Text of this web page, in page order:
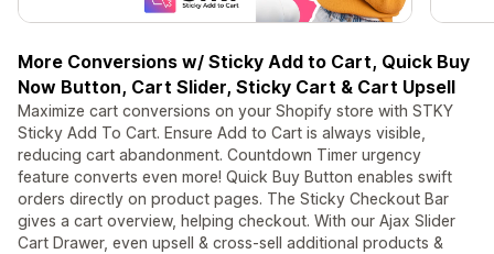
More Conversions w/ Sticky Add to Cart, Quick Buy
Now Button, Cart Slider, Sticky Cart & Cart Upsell
Maximize cart conversions on your Shopify store with STKY
Sticky Add To Cart. Ensure Add to Cart is always visible,
reducing cart abandonment. Countdown Timer urgency
feature converts even more! Quick Buy Button enables swift
orders directly on product pages. The Sticky Checkout Bar
gives a cart overview, helping checkout. With our Ajax Slider
Cart Drawer, even upsell & cross-sell additional products &